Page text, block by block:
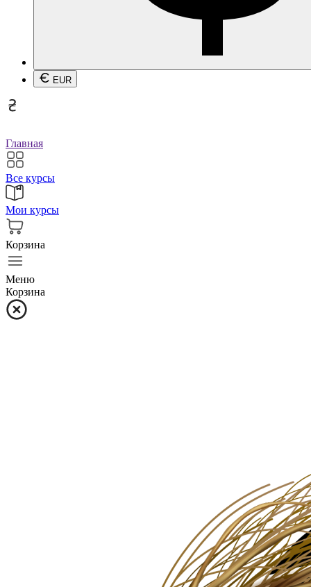
EUR
Главная
Все курсы
Мои курсы
Корзина
Меню
Корзина